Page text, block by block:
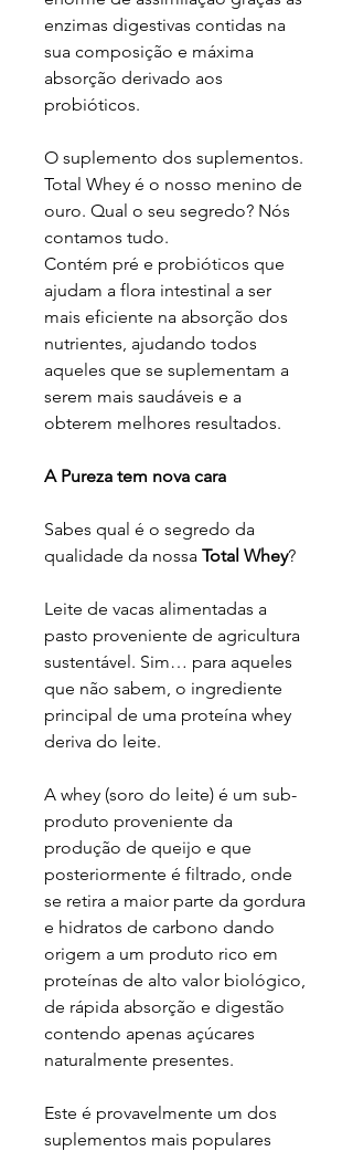
enzimas digestivas contidas na
sua composição e máxima
absorção derivado aos
probióticos.
O suplemento dos suplementos.
Total Whey é o nosso menino de
ouro. Qual o seu segredo? Nós
contamos tudo.
Contém pré e probióticos que
ajudam a flora intestinal a ser
mais eficiente na absorção dos
nutrientes, ajudando todos
aqueles que se suplementam a
serem mais saudáveis e a
obterem melhores resultados.
A Pureza tem nova cara
Sabes qual é o segredo da
qualidade da nossa Total Whey?
Leite de vacas alimentadas a
pasto proveniente de agricultura
sustentável. Sim… para aqueles
que não sabem, o ingrediente
principal de uma proteína whey
deriva do leite.
A whey (soro do leite) é um sub-
produto proveniente da
produção de queijo e que
posteriormente é filtrado, onde
se retira a maior parte da gordura
e hidratos de carbono dando
origem a um produto rico em
proteínas de alto valor biológico,
de rápida absorção e digestão
contendo apenas açúcares
naturalmente presentes.
Este é provavelmente um dos
suplementos mais populares